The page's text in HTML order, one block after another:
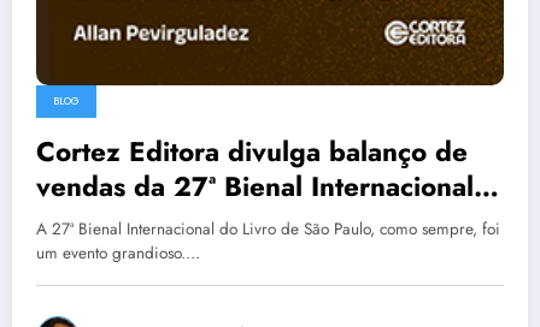
BLOG
Cortez Editora divulga balanço de
vendas da 27ª Bienal Internacional
do Livro de São Paulo
A 27ª Bienal Internacional do Livro de São Paulo, como sempre, foi
um evento grandioso.…